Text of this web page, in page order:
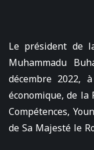
Le président de
Muhammadu
décembre 2022,
économique, de
Compétences,
de Sa Majesté le